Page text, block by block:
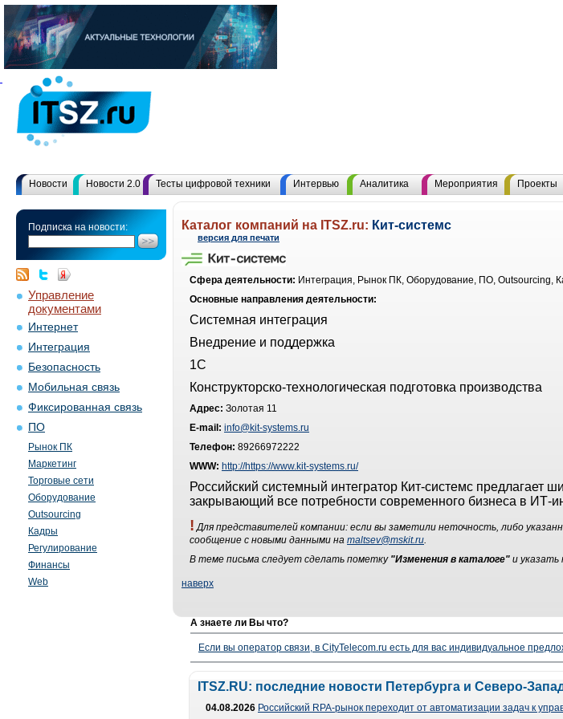
Новости Новости 2.0 Тесты цифровой техники Интервью Аналитика Мероприятия Проекты
Подписка на новости:
Управление
документами
Интернет
Интеграция
Безопасность
Мобильная связь
Фиксированная связь
ПО
Рынок ПК
Маркетинг
Торговые сети
Оборудование
Outsourcing
Кадры
Регулирование
Финансы
Web
Каталог компаний на ITSZ.ru: Кит-системс
версия для печати
Сфера деятельности: Интеграция, Рынок ПК, Оборудование, ПО, Outsourcing,
Основные направления деятельности:
Системная интеграция
Внедрение и поддержка
1С
Конструкторско-технологическая подготовка производства
Адрес: Золотая 11
E-mail: info@kit-systems.ru
Телефон: 89266972222
WWW: http://https://www.kit-systems.ru/
Российский системный интегратор Кит-системс предлагает
закрывающий все потребности современного бизнеса в ИТ-
! Для представителей компании: если вы заметили неточность, либо
сообщение с новыми данными на maltsev@mskit.ru.
В теме письма следует сделать пометку "Изменения в каталоге" и указать
наверх
А знаете ли Вы что?
Если вы оператор связи, в CityTelecom.ru есть для вас индивидуальное
ITSZ.RU: последние новости Петербурга и Северо-
04.08.2026 Российский RPA-рынок переходит от автоматизации задач к